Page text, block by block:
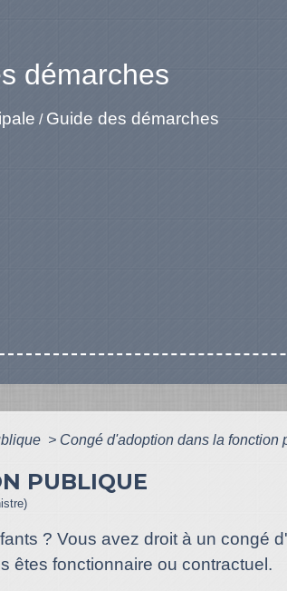
démarches
/ Guide des démarches
> Congé d'adoption dans la fonction
PUBLIQUE
? Vous avez droit à un congé
êtes fonctionnaire ou contractuel.